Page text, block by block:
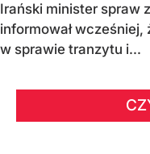
Irański minister spraw
informował wcześniej,
w sprawie tranzytu i...